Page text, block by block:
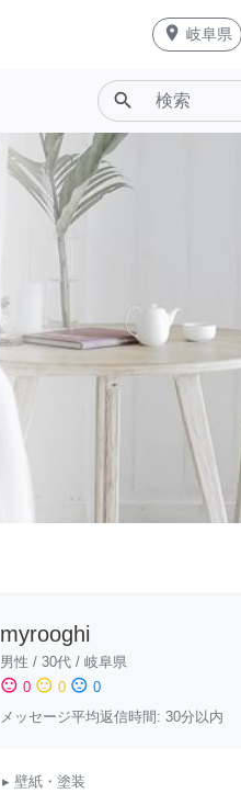
place 岐阜県
search
myrooghi
男性 / 30代/ 岐阜県
sentiment_satisfied 0 sentiment_neutral 0 sentiment_dissatisfied 0
メッセージ平均返信時間: 30分以内
▸ 壁紙・塗装